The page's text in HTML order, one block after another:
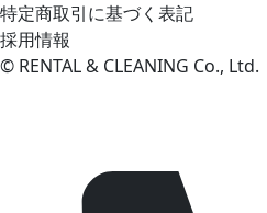
特定商取引に基づく表記
採用情報
© RENTAL & CLEANING Co., Ltd.